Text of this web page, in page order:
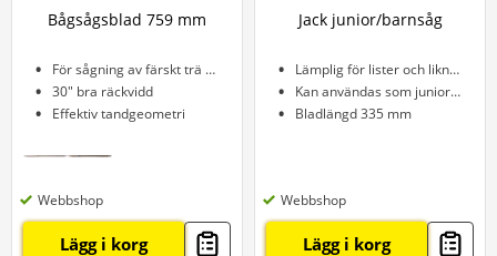
Bågsågsblad 759 mm
För sågning av färskt trä och brännved
30" bra räckvidd
Effektiv tandgeometri
Webbshop
Lägg i korg
Jack junior/barnsåg
Lämplig för lister och liknande.
Kan användas som juniorsåg
Bladlängd 335 mm
Webbshop
Lägg i korg